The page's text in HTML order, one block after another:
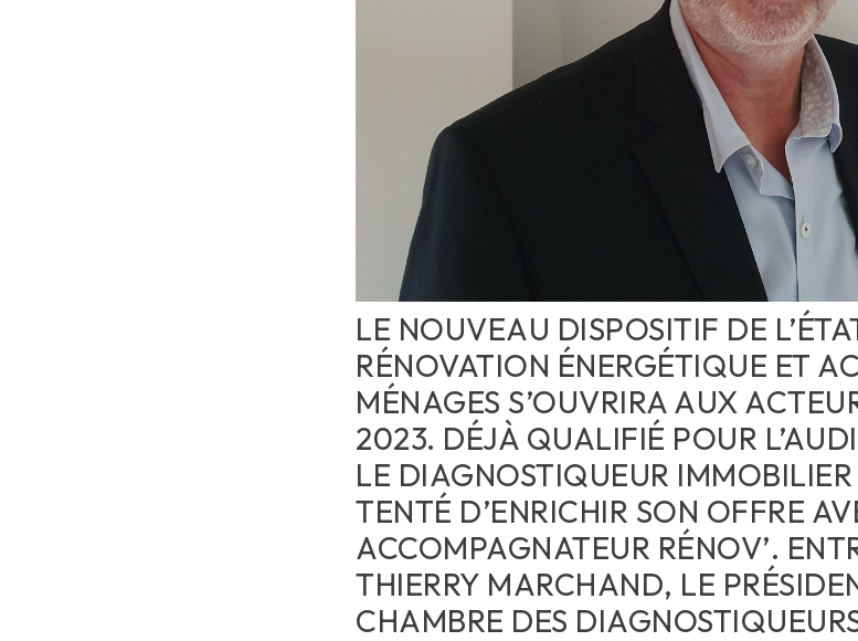
LE NOUVEAU DISPOSITIF DE
RÉNOVATION ÉNERGÉTIQUE ET
MÉNAGES S’OUVRIRA AUX
2023. DÉJÀ QUALIFIÉ POUR
LE DIAGNOSTIQUEUR
TENTÉ D’ENRICHIR SON OFFRE
ACCOMPAGNATEUR RÉNOV’.
THIERRY MARCHAND, LE
CHAMBRE DES